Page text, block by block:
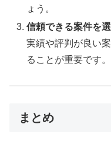
ょう。
信頼できる案件を
実績や評判が良い
ることが重要です。
まとめ